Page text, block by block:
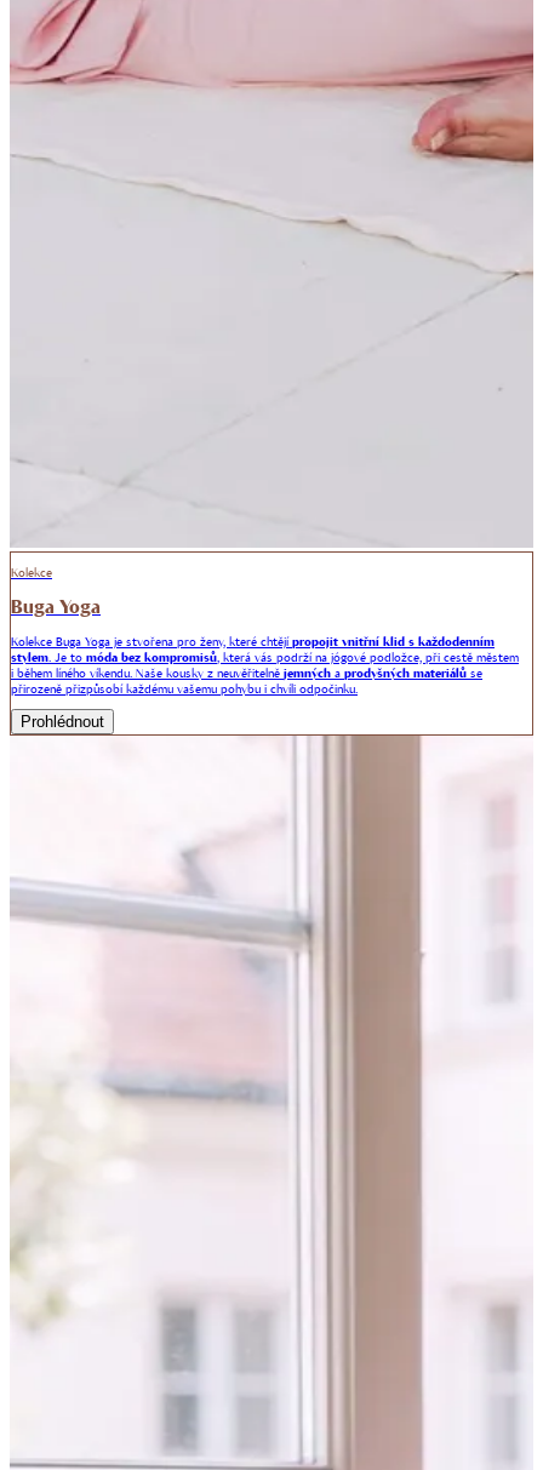
Kolekce
Buga Yoga
Kolekce Buga Yoga je stvořena pro ženy, které chtějípropojit vnitřní klid s každodenním
stylem. Je to móda bez kompromisů, která vás podrží na jógové podložce, při cestě městem
i během líného víkendu. Naše kousky z neuvěřitelně jemných a prodyšných materiálů se
přirozeně přizpůsobí každému vašemu pohybu i chvíli odpočinku.
Prohlédnout